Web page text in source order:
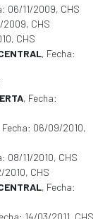
06/11/2009, CHS
2009, CHS
CHS
, Fecha:
, Fecha:
Fecha: 06/09/2010,
08/11/2010, CHS
2010, CHS
, Fecha:
14/03/2011, CHS